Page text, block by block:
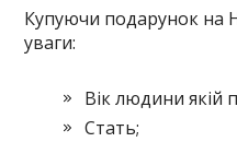
Купуючи подарунок на
уваги:
Вік людини якій
Стать;